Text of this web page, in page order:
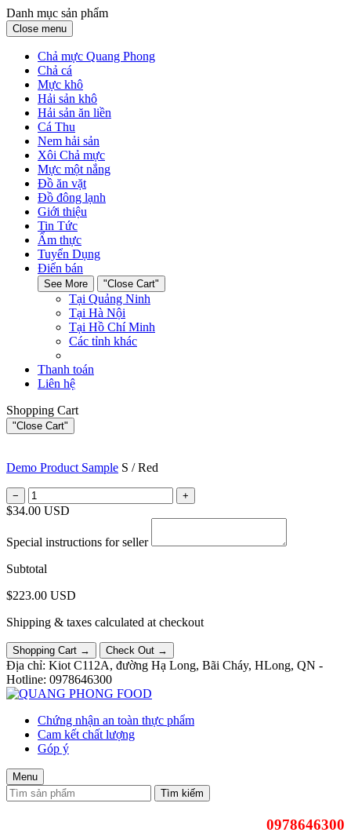
Danh mục sản phẩm
Close menu
Chả mực Quang Phong
Chả cá
Mực khô
Hải sản khô
Hải sản ăn liền
Cá Thu
Nem hải sản
Xôi Chả mực
Mực một nắng
Đồ ăn vặt
Đồ đông lạnh
Giới thiệu
Tin Tức
Ẩm thực
Tuyển Dụng
Điển bán
See More "Close Cart"
Tại Quảng Ninh
Tại Hà Nội
Tại Hồ Chí Minh
Các tỉnh khác
Thanh toán
Liên hệ
Shopping Cart
"Close Cart"
Demo Product Sample S / Red
− +
$34.00 USD
Special instructions for seller
Subtotal
$223.00 USD
Shipping & taxes calculated at checkout
Shopping Cart → Check Out →
Địa chỉ: Kiot C112A, đường Hạ Long, Bãi Cháy, HLong, QN -
Hotline: 0978646300
Chứng nhận an toàn thực phẩm
Cam kết chất lượng
Góp ý
Menu
Tìm kiếm
0978646300